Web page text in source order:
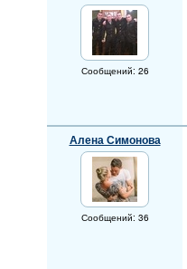
Сообщений: 26
Алена Симонова
Сообщений: 36